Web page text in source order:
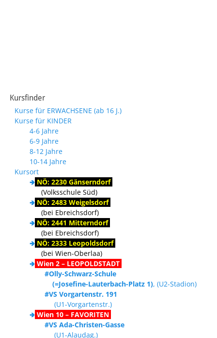
Kursfinder
Kurse für ERWACHSENE (ab 16 J.)
Kurse für KINDER
4-6 Jahre
6-9 Jahre
8-12 Jahre
10-14 Jahre
Kursort
🢂 NÖ: 2230 Gänserndorf
(Volksschule Süd)
🢂 NÖ: 2483 Weigelsdorf
(bei Ebreichsdorf)
🢂 NÖ: 2441 Mitterndorf
(bei Ebreichsdorf)
🢂 NÖ: 2333 Leopoldsdorf
(bei Wien-Oberlaa)
🢂 Wien 2 – LEOPOLDSTADT
#Olly-Schwarz-Schule
(=Josefine-Lauterbach-Platz 1), (U2-Stadion)
#VS Vorgartenstr. 191
(U1-Vorgartenstr.)
🢂 Wien 10 – FAVORITEN
#VS Ada-Christen-Gasse
(U1-Alaudag.)